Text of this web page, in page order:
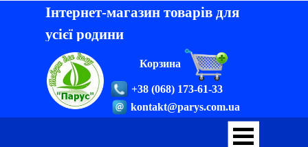
Інтернет-магазин товарів для
усієї родини
+38 (068) 173-61-33
kontakt@parys.com.ua
Корзина